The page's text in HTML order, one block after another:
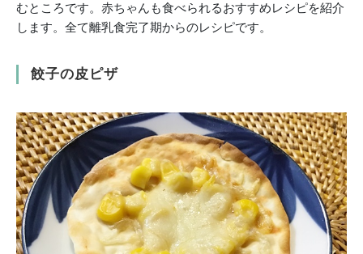
むところです。赤ちゃんも食べられるおすすめレシピを紹介
します。全て離乳食完了期からのレシピです。
餃子の皮ピザ